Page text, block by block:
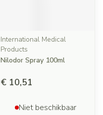
International Medical
Products
Nilodor Spray 100ml
€ 10,51
Niet beschikbaar